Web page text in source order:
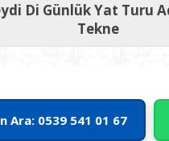
Di Günlük Yat Turu
Tekne
Ara: 0539 541 01 67